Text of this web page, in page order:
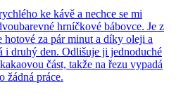
ke kávě a nechce se mi
hrníčkové bábovce. Je z
hotové za pár minut a díky oleji a
i druhý den. Odlišuje ji jednoduché
část, takže na řezu vypadá
žádná práce.